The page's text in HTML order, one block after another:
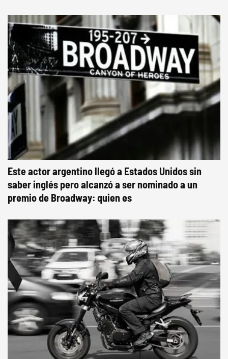
Este actor argentino llegó a Estados Unidos sin
saber inglés pero alcanzó a ser nominado a un
premio de Broadway: quien es